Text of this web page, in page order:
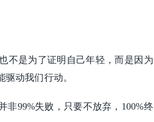
不是为了证明自己年轻，而是因为
动我们行动。
非99%失败，只要不放弃，100%终